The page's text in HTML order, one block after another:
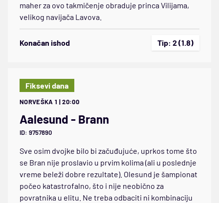
maher za ovo takmičenje obraduje princa Vilijama,
velikog navijača Lavova.
Konačan ishod Tip: 2 (1.8)
Fiksevi dana
NORVEŠKA 1 | 20:00
Aalesund - Brann
ID: 9757890
Sve osim dvojke bilo bi začuđujuće, uprkos tome što
se Bran nije proslavio u prvim kolima (ali u poslednje
vreme beleži dobre rezultate). Olesund je šampionat
počeo katastrofalno, što i nije neobično za
povratnika u elitu. Ne treba odbaciti ni kombinaciju